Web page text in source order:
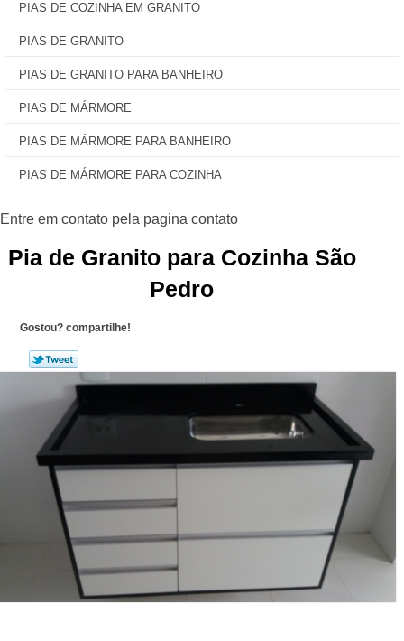
PIAS DE COZINHA EM GRANITO
PIAS DE GRANITO
PIAS DE GRANITO PARA BANHEIRO
PIAS DE MÁRMORE
PIAS DE MÁRMORE PARA BANHEIRO
PIAS DE MÁRMORE PARA COZINHA
Pia de Granito para Cozinha São
Pedro
Gostou? compartilhe!